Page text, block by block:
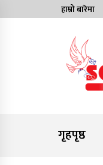
to
हाम्रो बारेमा
गृहपृष्ठ